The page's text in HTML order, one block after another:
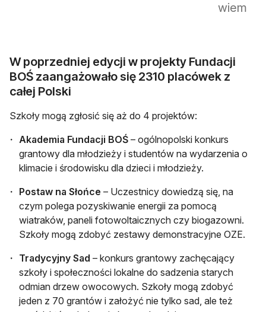
wiem
W poprzedniej edycji w projekty Fundacji
BOŚ zaangażowało się 2310 placówek z
całej Polski
Szkoły mogą zgłosić się aż do 4 projektów:
Akademia Fundacji BOŚ – ogólnopolski konkurs
grantowy dla młodzieży i studentów na wydarzenia o
klimacie i środowisku dla dzieci i młodzieży.
Postaw na Słońce – Uczestnicy dowiedzą się, na
czym polega pozyskiwanie energii za pomocą
wiatraków, paneli fotowoltaicznych czy biogazowni.
Szkoły mogą zdobyć zestawy demonstracyjne OZE.
Tradycyjny Sad – konkurs grantowy zachęcający
szkoły i społeczności lokalne do sadzenia starych
odmian drzew owocowych. Szkoły mogą zdobyć
jeden z 70 grantów i założyć nie tylko sad, ale też